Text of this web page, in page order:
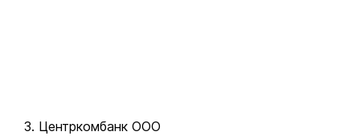
Центркомбанк ООО